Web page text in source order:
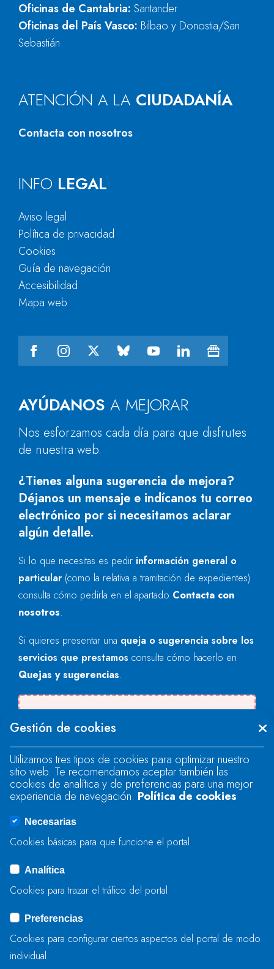
Oficinas de Cantabria: Santander
Oficinas del País Vasco: Bilbao y Donostia/San
Sebastián
ATENCIÓN A LA CIUDADANÍA
Contacta con nosotros
AYÚDANOS A MEJORAR
Nos esforzamos cada día para que disfrutes
de nuestra web.
¿Tienes alguna sugerencia de mejora?
Déjanos un mensaje e indícanos tu correo
electrónico por si necesitamos aclarar
algún detalle.
Si lo que necesitas es pedir información general o
particular (como la relativa a tramitación de expedientes)
consulta cómo pedirla en el apartado Contacta con
nosotros.
Si quieres presentar una queja o sugerencia sobre los
servicios que prestamos consulta cómo hacerlo en
Quejas y sugerencias.
"text".
Se produjo un error al cargar el campo
"text".
Se produjo un error al cargar el campo
ENVIAR
INFO LEGAL
Aviso legal
Política de privacidad
Cookies
Guía de navegación
Accesibilidad
Mapa web
Gestión de cookies
Utilizamos tres tipos de cookies para optimizar nuestro
sitio web. Te recomendamos aceptar también las
cookies de analítica y de preferencias para una mejor
experiencia de navegación. Política de cookies
Necesarias
Cookies básicas para que funcione el portal
Analítica
Cookies para trazar el tráfico del portal
Preferencias
Cookies para configurar ciertos aspectos del portal de modo
individual